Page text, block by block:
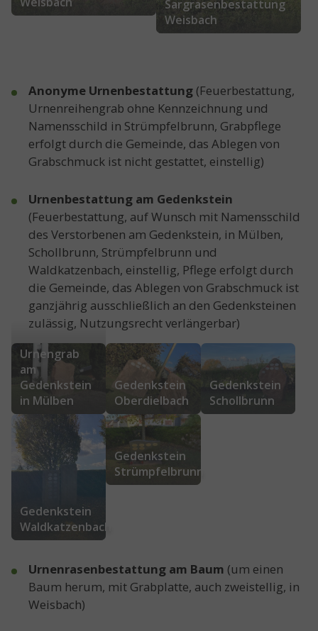
Sargrasenbestattung
Weisbach
Anonyme Urnenbestattung (Feuerbestattung,
Urnenreihengrab ohne Kennzeichnung und
Namensschild in Strümpfelbrunn, Grabpflege
erfolgt durch die Gemeinde, das Ablegen von
Grabschmuck ist nicht gestattet, einstellig)
Urnenbestattung am Gedenkstein
(Feuerbestattung, auf Wunsch mit Namensschild
des Verstorbenen am Gedenkstein, in Mülben,
Schollbrunn, Strümpfelbrunn und
Waldkatzenbach, einstellig, Pflege erfolgt durch
die Gemeinde, das Ablegen von Grabschmuck ist
ganzjährig ausschließlich an den Gedenksteinen
zulässig, Nutzungsrecht verlängerbar)
Show larger version for:
Urnengrab
am
Gedenkstein
in Mülben
Show larger version for:
Gedenkstein
Oberdielbach
Show larger
Gedenkstein
Schollbrunn
Show larger version for:
Gedenkstein
Waldkatzenbach
Show larger version for:
Gedenkstein
Strümpfelbrunn
Urnenrasenbestattung am Baum (um einen
Baum herum, mit Grabplatte, auch zweistellig, in
Weisbach)